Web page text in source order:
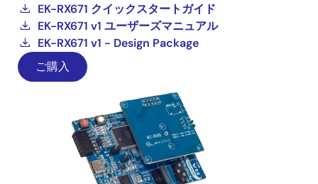
EK-RX671 クイックスタートガイド
EK-RX671 v1 ユーザーズマニュアル
EK-RX671 v1 - Design Package
ご購入